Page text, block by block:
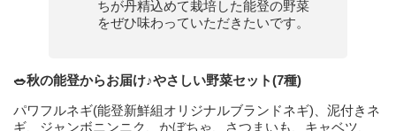
ちが丹精込めて栽培した能登の野菜
をぜひ味わっていただきたいです。
🥗秋の能登からお届け♪やさしい野菜セット(7種)
パワフルネギ(能登新鮮組オリジナルブランドネギ)、泥付きネ
ギ、ジャンボニンニク、かぼちゃ、さつまいも、キャベツ、